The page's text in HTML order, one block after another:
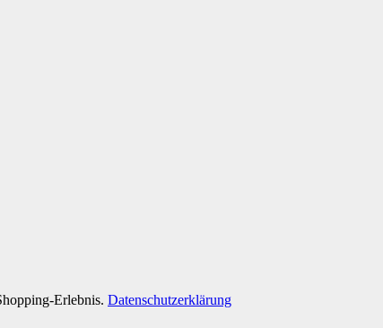
Erlebnis. Datenschutzerklärung